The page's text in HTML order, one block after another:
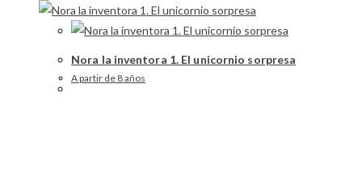
Nora la inventora 1. El unicornio sorpresa
A partir de 8 años